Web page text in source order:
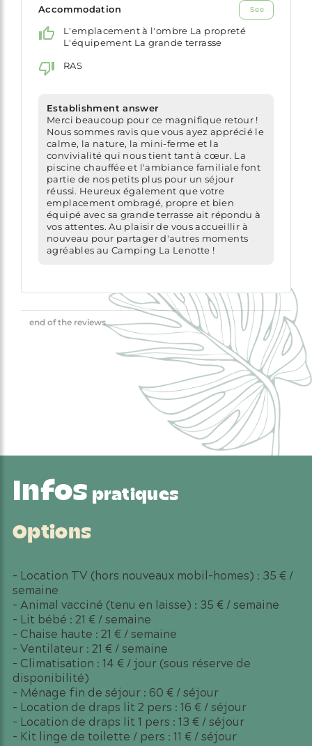
Infos pratiques
Options
– Location TV (hors nouveaux mobil-homes) : 35 € /
semaine
– Animal vacciné (tenu en laisse) : 35 € / semaine
– Lit bébé : 21 € / semaine
– Chaise haute : 21 € / semaine
– Ventilateur : 21 € / semaine
– Climatisation : 14 € / jour (sous réserve de
disponibilité)
– Ménage fin de séjour : 60 € / séjour
– Location de draps lit 2 pers : 16 € / séjour
– Location de draps lit 1 pers : 13 € / séjour
– Kit linge de toilette / pers : 11 € / séjour